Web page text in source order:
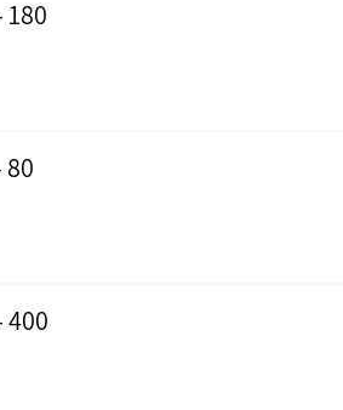
180 - 220 ש"ח
80 - 120 ש"ח
400 - 600 ש"ח